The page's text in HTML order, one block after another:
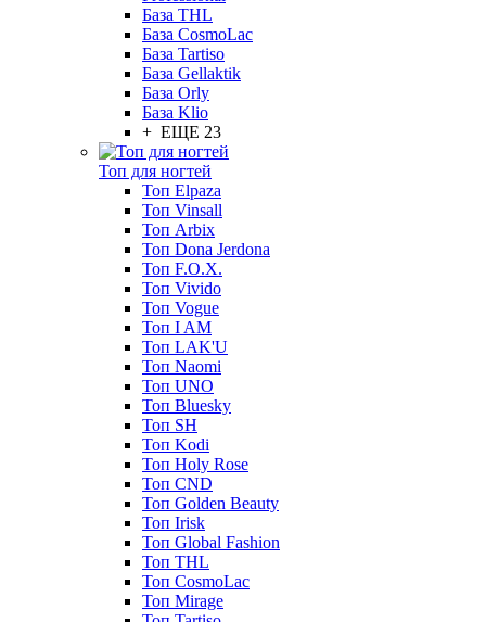
База THL
База CosmoLac
База Tartiso
База Gellaktik
База Orly
База Klio
+ ЕЩЕ 23
Топ для ногтей
Топ Elpaza
Топ Vinsall
Топ Arbix
Топ Dona Jerdona
Топ F.O.X.
Топ Vivido
Топ Vogue
Топ I AM
Топ LAK'U
Топ Naomi
Топ UNO
Топ Bluesky
Топ SH
Топ Kodi
Топ Holy Rose
Топ CND
Топ Golden Beauty
Топ Irisk
Топ Global Fashion
Топ THL
Топ CosmoLac
Топ Mirage